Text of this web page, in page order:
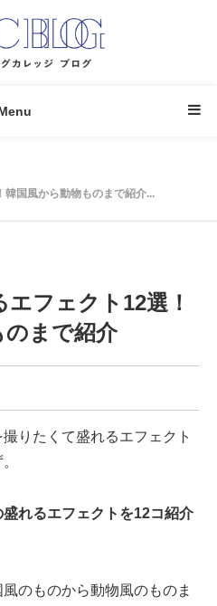
国風から動物ものまで紹介...
フェクト12選！
のまで紹介
りたくて盛れるエフェクト
れるエフェクトを12コ紹介
のものから動物風のものま